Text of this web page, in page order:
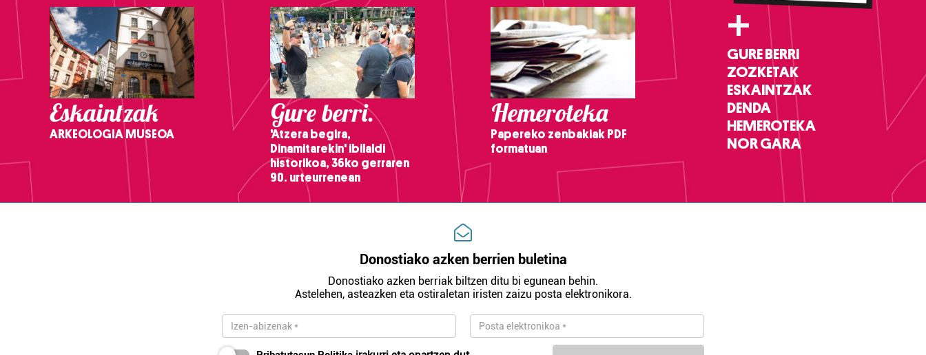
Eskaintzak
ARKEOLOGIA MUSEOA
Gure berri.
'Atzera begira,
Dinamitarekin' ibilaldi
historikoa, 36ko gerraren
90. urteurrenean
Hemeroteka
Papereko zenbakiak PDF
formatuan
+
GURE BERRI
ZOZKETAK
ESKAINTZAK
DENDA
HEMEROTEKA
NOR GARA
Donostiako azken berrien buletina
Donostiako azken berriak biltzen ditu bi egunean behin.
Astelehen, asteazken eta ostiraletan iristen zaizu posta elektronikora.